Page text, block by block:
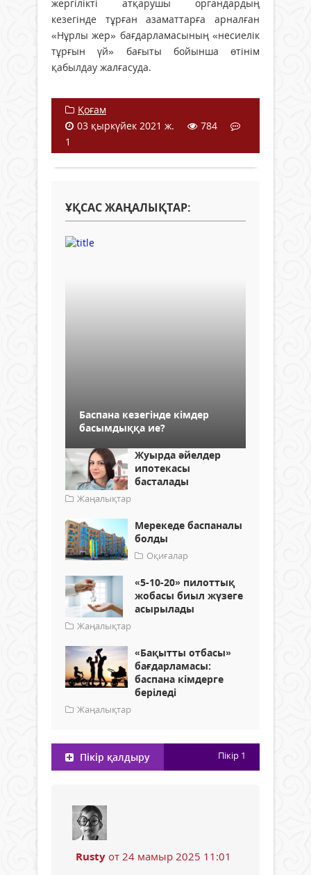
жергілікті атқарушы органдардың
кезегінде тұрған азаматтарға арналған
«Нұрлы жер» бағдарламасының «несиелік
тұрғын үй» бағыты бойынша өтінім
қабылдау жалғасуда.
Қоғам
03 қыркүйек 2021 ж.
784
1
ҰҚСАС ЖАҢАЛЫҚТАР:
Баспана кезегінде кімдер
басымдыққа ие?
Жуырда әйелдер
ипотекасы
басталады
Жаңалықтар
Мерекеде баспаналы
болды
Оқиғалар
«5-10-20» пилоттық
жобасы биыл жүзеге
асырылады
Жаңалықтар
«Бақытты отбасы»
бағдарламасы:
баспана кімдерге
беріледі
Жаңалықтар
Пікір қалдыру Пікір 1
Rusty от 24 мамыр 2025 11:01